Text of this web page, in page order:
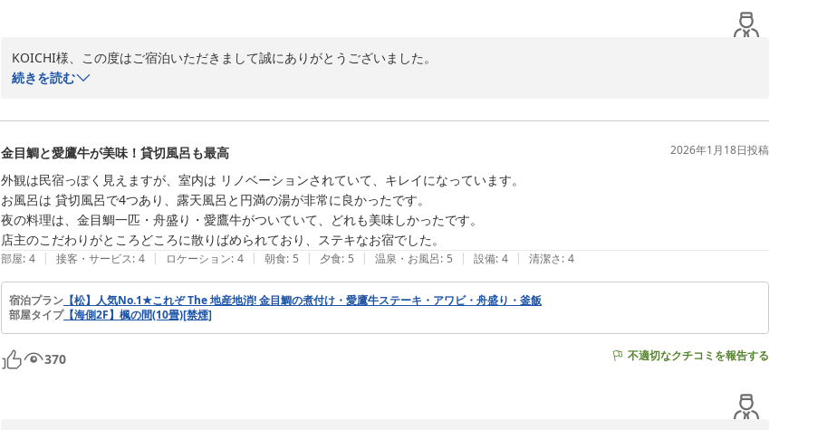
KOICHI様、この度はご宿泊いただきまして誠にありがとうございました。
いやぁ色々お話をして楽しかったですね！！
混み合ってない日でしたので、他のスタッフも含めてお父様の昔話に釘付けになってしましました(笑)
接客やお食事、お風呂にいたるまですべてお褒めいただけて光栄でございます。
すべてにこだわりを持っておりますので、細かいところまでお気づきになっていただけたことも重ねて嬉しかったのをよく覚えて
おります。
.
現在ミャンマー人スタッフが1名在籍しており先月来日1年目を迎えたのですが、今回全クチコミで初めて触れていただきました。
本人も大変喜んでおりまして、今後の励みになったかと思います。
「是非、その時は若旦那の生歌聴ければと思っています！笑」
→はい、お父様とお母様も懐かしい気持ちになるような歌を考えておきます！(笑)
またのご来館お待ち申し上げております。
【若旦那】
続きを読む
金目鯛と愛鷹牛が美味！貸切風呂も最高 2026年1月18日投稿
外観は民宿っぽく見えますが、室内は リノベーションされていて、キレイになっています。
お風呂は 貸切風呂で4つあり、露天風呂と円満の湯が非常に良かったです。
夜の料理は、金目鯛一匹・舟盛り・愛鷹牛がついていて、どれも美味しかったです。
部屋: 4 | 接客・サービス: 4 | ロケーション: 4 | 朝食: 5 | 夕食: 5 | 温泉・お風呂: 5 | 設備: 4 | 清潔さ: 4
宿泊プラン 【松】人気No.1★これぞ The 地産地消! 金目鯛の煮付け・愛鷹牛ステーキ・アワビ・舟盛り・釜飯
部屋タイプ【海側2F】楓の間(10畳)[禁煙]
370 不適切なクチコミを報告する